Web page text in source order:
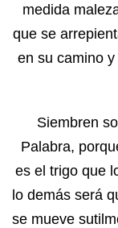
medida
que se
en su camino
Siembren
Palabra,
es el trigo que
lo demás será
se mueve